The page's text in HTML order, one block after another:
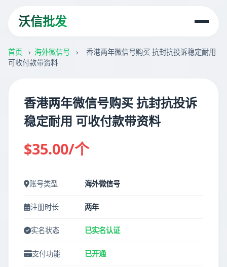
沃信批发
首页 › 海外微信号 ›
香港两年微信号购买 抗封抗投诉稳定耐用
可收付款带资料
香港两年微信号购买 抗封抗投诉
稳定耐用 可收付款带资料
$35.00/个
账号类型 海外微信号
注册时长 两年
实名状态 已实名认证
支付功能 已开通